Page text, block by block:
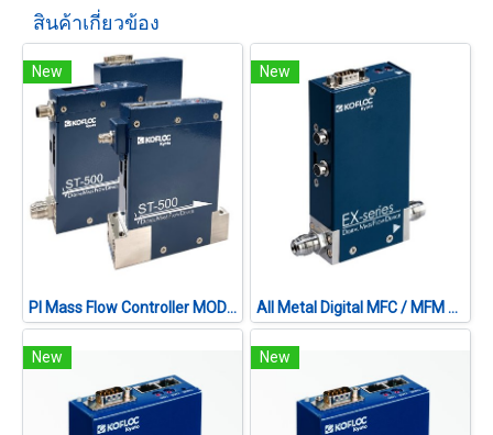
สินค้าเกี่ยวข้อง
New
PI Mass Flow Controller MODEL ST-500 SERIES
New
All Metal Digital MFC / MFM MODEL EX-550 SERIES
New New